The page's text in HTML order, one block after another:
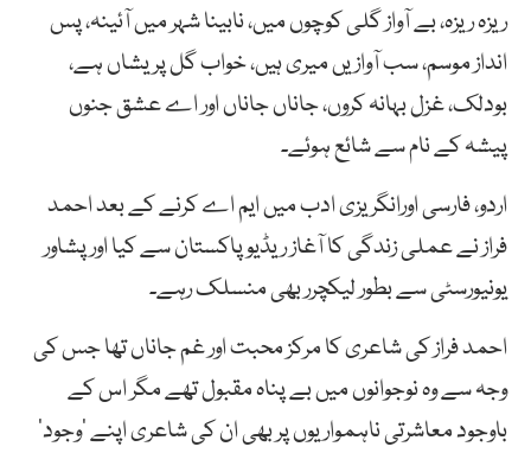
ریزہ ریزہ، بے آواز گلی کوچوں میں، نابینا شہر میں آئینہ، پس
انداز موسم، سب آوازیں میری ہیں، خواب گل پریشاں ہے،
بودلک، غزل بہانہ کروں، جاناں جاناں اور اے عشق جنوں
پیشہ کے نام سے شائع ہوئے۔
اردو، فارسی اورانگریزی ادب میں ایم اے کرنے کے بعد احمد
فراز نے عملی زندگی کا آغاز ریڈیو پاکستان سے کیا اور پشاور
یونیورسٹی سے بطور لیکچرر بھی منسلک رہے۔
احمد فراز کی شاعری کا مرکز محبت اور غم جاناں تھا جس کی
وجہ سے وہ نوجوانوں میں بے پناہ مقبول تھے مگر اس کے
باوجود معاشرتی ناہمواریوں پر بھی ان کی شاعری اپنے ’وجود‘